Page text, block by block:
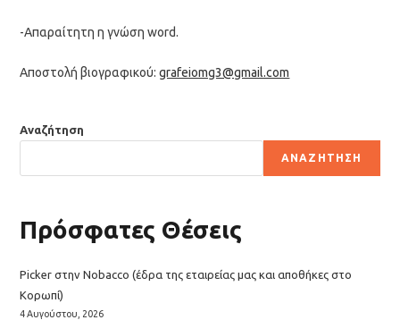
-Απαραίτητη η γνώση word.
Αποστολή βιογραφικού:grafeiomg3@gmail.com
Αναζήτηση
ΑΝΑΖΉΤΗΣΗ
Πρόσφατες Θέσεις
Picker στην Nobacco (έδρα της εταιρείας μας και αποθήκες στο
Κορωπί)
4 Αυγούστου, 2026